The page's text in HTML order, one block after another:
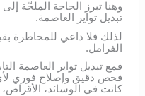
وهنا تبرز الحاجة الملحّة
تبديل تواير العاصمة.
لذلك فلا داعي للمخاطرة
الفرامل.
فمع تبديل تواير العاصمة
فحص دقيق وإصلاح فوري
كانت في الوسائد، الأقراص،